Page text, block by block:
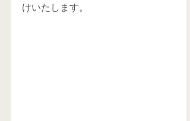
けいたします。